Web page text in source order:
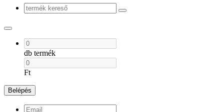
db termék
Ft
Belépés